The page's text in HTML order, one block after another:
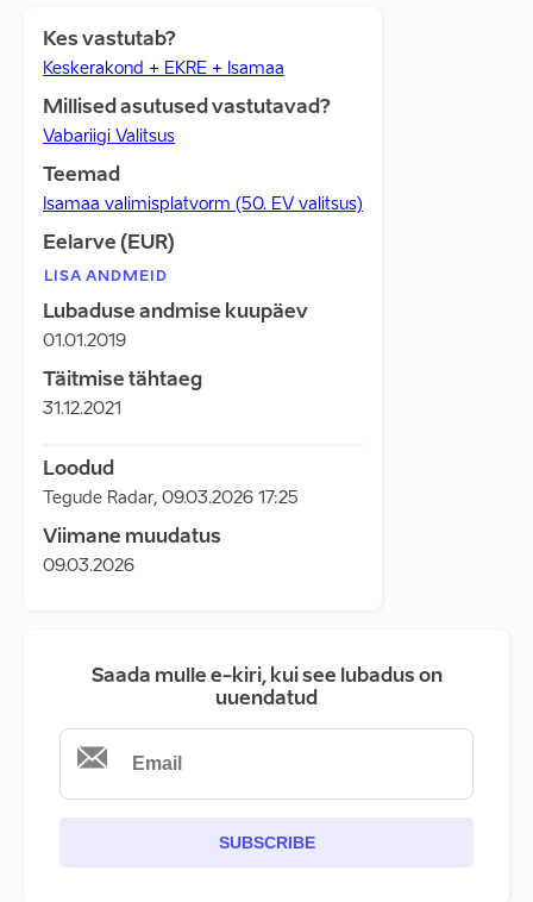
Kes vastutab?
Keskerakond + EKRE + Isamaa
Millised asutused vastutavad?
Vabariigi Valitsus
Teemad
Isamaa valimisplatvorm (50. EV valitsus)
Eelarve (EUR)
LISA ANDMEID
Lubaduse andmise kuupäev
01.01.2019
Täitmise tähtaeg
31.12.2021
Loodud
Tegude Radar, 09.03.2026 17:25
Viimane muudatus
09.03.2026
Saada mulle e-kiri, kui see lubadus on
uuendatud
SUBSCRIBE